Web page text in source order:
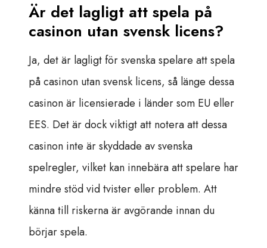
Är det lagligt att spela på
casinon utan svensk licens?
Ja, det är lagligt för svenska spelare att spela
på casinon utan svensk licens, så länge dessa
casinon är licensierade i länder som EU eller
EES. Det är dock viktigt att notera att dessa
casinon inte är skyddade av svenska
spelregler, vilket kan innebära att spelare har
mindre stöd vid tvister eller problem. Att
känna till riskerna är avgörande innan du
börjar spela.